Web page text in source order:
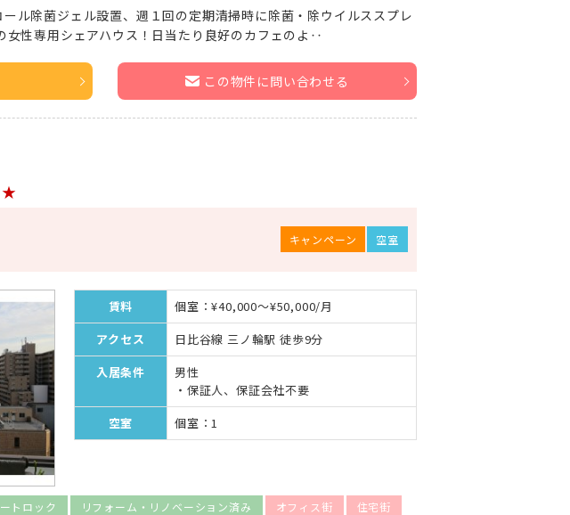
ール除菌ジェル設置、週１回の定期清掃時に除菌・除ウイルススプレ
女性専用シェアハウス！日当たり良好のカフェのよ‥
この物件に問い合わせる
★
キャンペーン 空室
賃料
個室：¥40,000～¥50,000/月
アクセス
日比谷線 三ノ輪駅 徒歩9分
入居条件
男性
・保証人、保証会社不要
空室
個室：1
トロック リフォーム・リノベーション済み オフィス街
住宅街